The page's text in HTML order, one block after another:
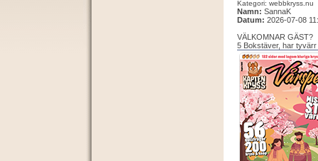
Kategori: webbkryss.nu
Namn: SannaK
Datum: 2026-07-08
VÄLKOMNAR GÄST?
5 Bokstäver, har tyvärr